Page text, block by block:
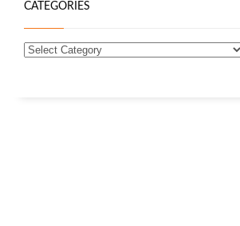
CATEGORIES